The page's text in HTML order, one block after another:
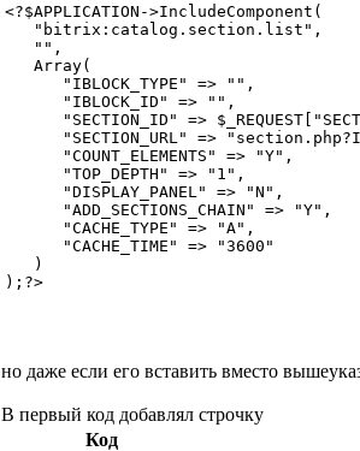
<?$APPLICATION->IncludeComponent(
"bitrix:catalog.section.list",
"",
Array(
"IBLOCK_TYPE" => "",
"IBLOCK_ID" => "",
"SECTION_ID" =>
"SECTION_URL" =>
"COUNT_ELEMENTS" => "Y",
"TOP_DEPTH" => "1",
"DISPLAY_PANEL" => "N",
"ADD_SECTIONS_CHAIN" => "Y",
"CACHE_TYPE" => "A",
"CACHE_TIME" => "3600"
)
);?>
но даже если его вставить вместо
В первый код добавлял строчку
Код